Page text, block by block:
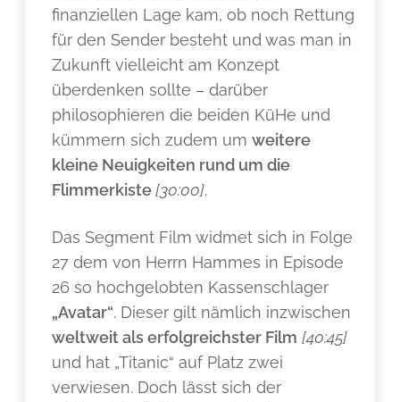
finanziellen Lage kam, ob noch Rettung
für den Sender besteht und was man in
Zukunft vielleicht am Konzept
überdenken sollte – darüber
philosophieren die beiden KüHe und
kümmern sich zudem umweitere
kleine Neuigkeiten rund um die
Flimmerkiste[30:00].
Das Segment Film widmet sich in Folge
27 dem von Herrn Hammes in Episode
26 so hochgelobten Kassenschlager
„Avatar“. Dieser gilt nämlich inzwischen
weltweit als erfolgreichster Film [40:45]
und hat „Titanic“ auf Platz zwei
verwiesen. Doch lässt sich der